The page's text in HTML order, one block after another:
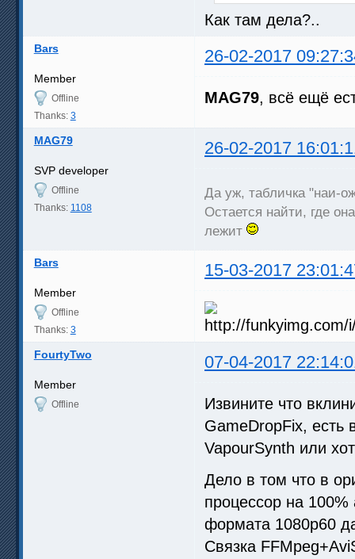
Как там дела?..
Bars 26-02-2017
Member
Offline
Thanks: 3
MAG79, всё ещё
MAG79 26-02-2017
SVP developer
Offline
Thanks: 1108
Да уж, табличка "наи-
Остается найти, где
лежит
Bars 15-03-2017
Member
Offline
Thanks: 3
FourtyTwo 07-04-2017
Member
Offline
Извините что
GameDropFix, есть
VapourSynth или
Дело в том что в
процессор на
формата 1080p60
Связка